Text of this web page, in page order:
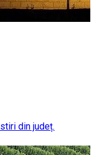
din județ.